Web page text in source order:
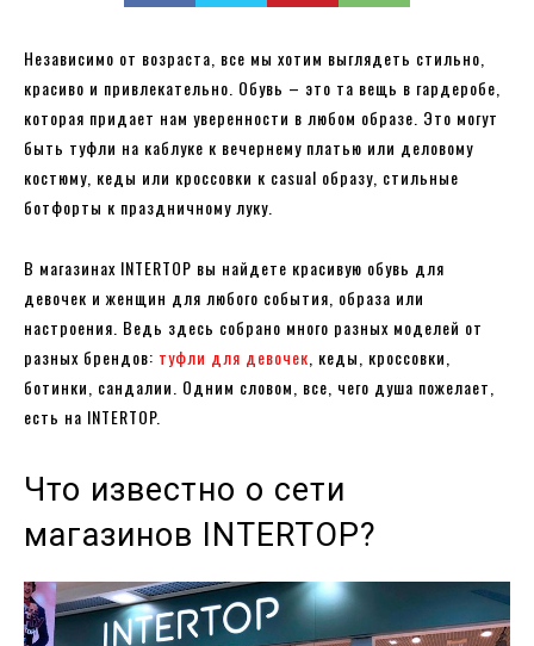
Независимо от возраста, все мы хотим выглядеть стильно,
красиво и привлекательно. Обувь – это та вещь в гардеробе,
которая придает нам уверенности в любом образе. Это могут
быть туфли на каблуке к вечернему платью или деловому
костюму, кеды или кроссовки к casual образу, стильные
ботфорты к праздничному луку.
В магазинах INTERTOP вы найдете красивую обувь для
девочек и женщин для любого события, образа или
настроения. Ведь здесь собрано много разных моделей от
разных брендов: туфли для девочек , кеды, кроссовки,
ботинки, сандалии. Одним словом, все, чего душа пожелает,
есть на INTERTOP.
Что известно о сети
магазинов INTERTOP?